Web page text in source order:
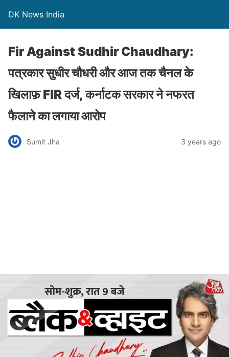
DK News India
Fir Against Sudhir Chaudhary:
पत्रकार सुधीर चौधरी और आज तक चैनल के
खिलाफ़ FIR दर्ज, कर्नाटक सरकार ने नफरत
फैलाने का लगाया आरोप
Sumit Jha 3 years ago